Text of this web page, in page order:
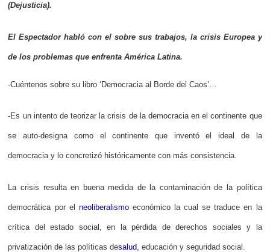
(Dejusticia).
El Espectador habló con el sobre sus trabajos, la crisis Europea y
de los problemas que enfrenta América Latina.
-Cuéntenos sobre su libro ‘Democracia al Borde del Caos’…
-Es un intento de teorizar la crisis de la democracia en el continente que
se auto-designa como el continente que inventó el ideal de la
democracia y lo concretizó históricamente con más consistencia.
La crisis resulta en buena medida de la contaminación de la política
democrática por el neoliberalismoeconómico la cual se traduce en la
crítica del estado social, en la pérdida de derechos sociales y la
privatización de las políticas desalud , educación y seguridad social.